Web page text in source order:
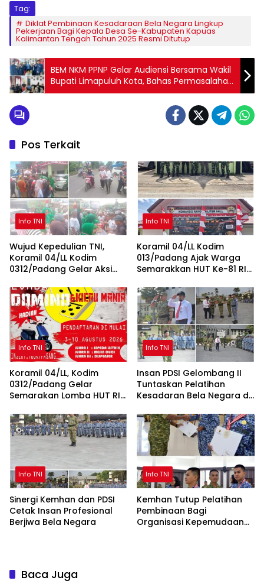
Tag:
Diklat Pembinaan Kesadaraan Bela Negara Lingkup
Pekerjaan Bagi Kepala Desa Se-Kabupaten Kapuas
Kalimantan Tengah Tahun 2025 Resmi Ditutup
BEM NKM PPNP Gelar Audiensi Bersama Wakil
Bupati Limapuluh Kota, Bahas Permasalahan
Pendidikan di Kabupaten 50 Kota
Pos Terkait
Info TNI
Wujud Kepedulian TNI,
Koramil 04/LL Kodim
0312/Padang Gelar Aksi
Masyarakat
Info TNI
Koramil 04/LL Kodim
013/Padang Ajak Warga
Semarakkan HUT Ke-81 RI
Info TNI
Koramil 04/LL, Kodim
0312/Padang Gelar
Semarakan Lomba HUT RI
Lubeg dan Luki
Info TNI
Insan PDSI Gelombang II
Tuntaskan Pelatihan
Kesadaran Bela Negara di
Info TNI
Sinergi Kemhan dan PDSI
Cetak Insan Profesional
Berjiwa Bela Negara
Info TNI
Kemhan Tutup Pelatihan
Pembinaan Bagi
Organisasi Kepemudaan
Baca Juga